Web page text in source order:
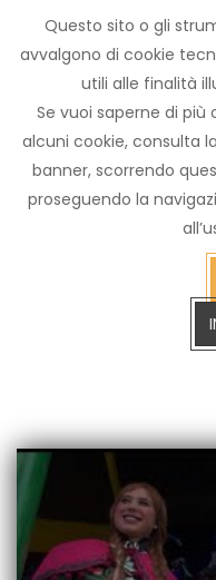
Questo sito o gli
avvalgono di cookie
utili alle finalità
Se vuoi saperne di
alcuni cookie, consulta
banner, scorrendo
proseguendo la
Archivio
notizie
Arezzo TV
CERCA